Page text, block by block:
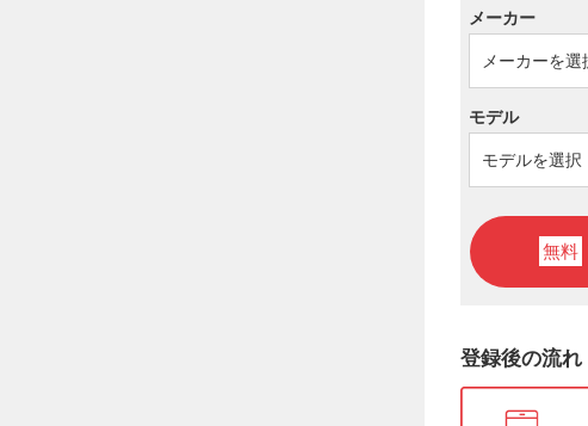
メーカー
モデル
無料
登録後の流れ